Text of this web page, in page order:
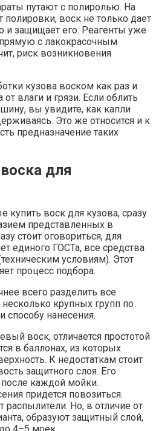
путают с полиролью. На
полировки, воск не только дает
и защищает его. Реагенты уже
с лакокрасочным
риск возникновения
кузова воском как раз и
влаги и грязи. Если облить
вы увидите, как капли
Это же относится и к
предназначение таких
для
купить воск для кузова, сразу
представленных в
стоит оговориться, для
единого ГОСТа, все средства
условиям). Этот
процесс подбора.
всего разделить все
крупных групп по
способу нанесения.
воск, отличается простотой
в баллонах, из которых
К недостаткам стоит
защитного слоя. Его
после каждой мойки.
придется повозиться.
Но, в отличие от
образуют защитный слой,